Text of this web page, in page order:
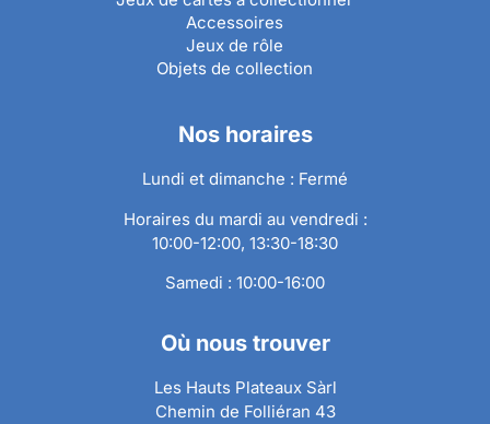
Accessoires
Jeux de rôle
Objets de collection
Nos horaires
Lundi et dimanche : Fermé
Horaires du mardi au vendredi :
10:00-12:00, 13:30-18:30
Samedi : 10:00-16:00
Où nous trouver
Les Hauts Plateaux Sàrl
Chemin de Folliéran 43